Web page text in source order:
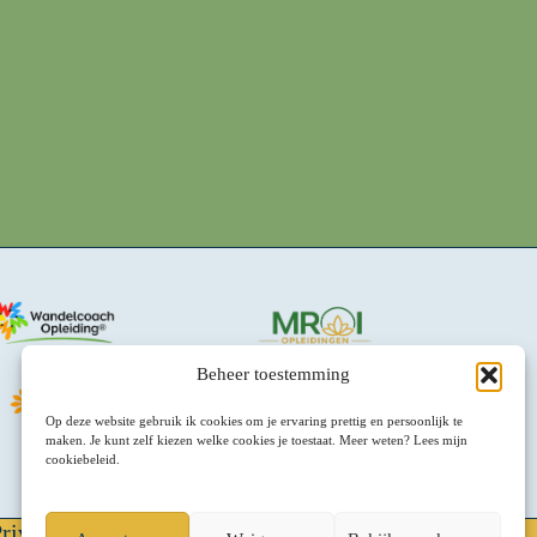
Beheer toestemming
Op deze website gebruik ik cookies om je ervaring prettig en persoonlijk te
maken. Je kunt zelf kiezen welke cookies je toestaat. Meer weten? Lees mijn
cookiebeleid.